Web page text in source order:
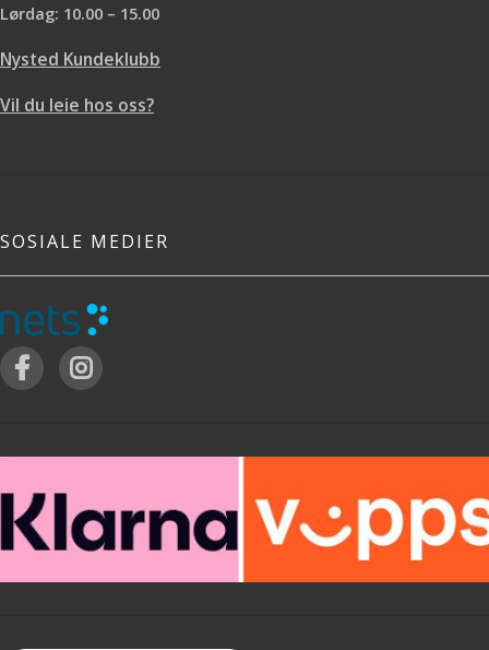
Lørdag: 10.00 – 15.00
Nysted Kundeklubb
Vil du leie hos oss?
SOSIALE MEDIER